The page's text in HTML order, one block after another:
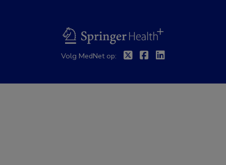
BSL
Volg MedNet op: TwitterFacebook
Linkedin